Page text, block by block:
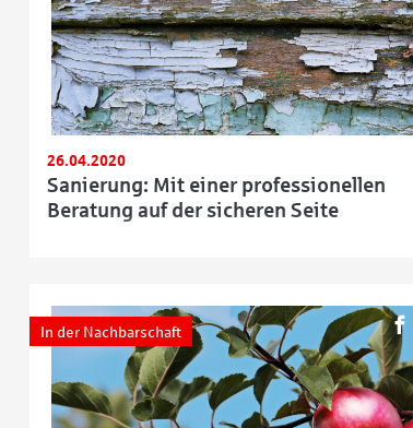
26.04.2020
Sanierung: Mit einer professionellen
Beratung auf der sicheren Seite
In der Nachbarschaft